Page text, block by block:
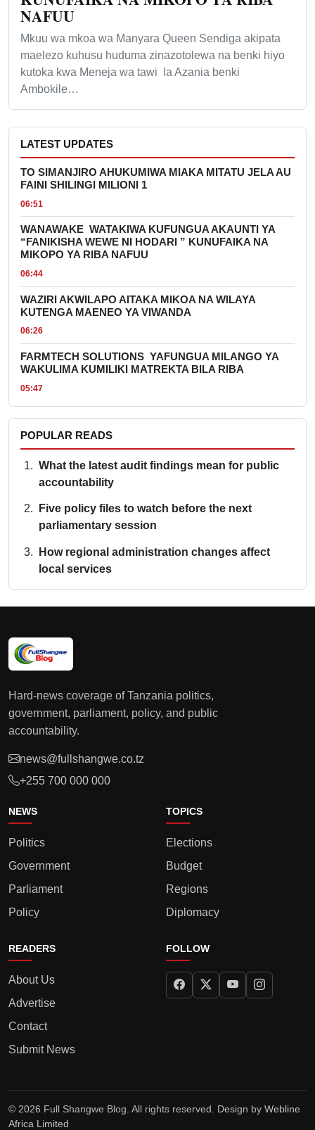
NAFUU
Mkuu wa mkoa wa Manyara Queen Sendiga akipata
maelezo kuhusu huduma zinazotolewa na benki hiyo
kutoka kwa Meneja wa tawi la Azania benki
Ambokile…
LATEST UPDATES
TO SIMANJIRO AHUKUMIWA MIAKA MITATU JELA AU
FAINI SHILINGI MILIONI 1
06:51
WANAWAKE WATAKIWA KUFUNGUA AKAUNTI YA
“FANIKISHA WEWE NI HODARI ” KUNUFAIKA NA
MIKOPO YA RIBA NAFUU
06:44
WAZIRI AKWILAPO AITAKA MIKOA NA WILAYA
KUTENGA MAENEO YA VIWANDA
06:26
FARMTECH SOLUTIONS YAFUNGUA MILANGO YA
WAKULIMA KUMILIKI MATREKTA BILA RIBA
05:47
POPULAR READS
What the latest audit findings mean for public
accountability
Five policy files to watch before the next
parliamentary session
How regional administration changes affect
local services
Hard-news coverage of Tanzania politics,
government, parliament, policy, and public
accountability.
news@fullshangwe.co.tz
+255 700 000 000
NEWS
Politics
Government
Parliament
Policy
TOPICS
Elections
Budget
Regions
Diplomacy
READERS
About Us
Advertise
Contact
Submit News
FOLLOW
© 2026 Full Shangwe Blog. All rights reserved. Design by Webline
Africa Limited